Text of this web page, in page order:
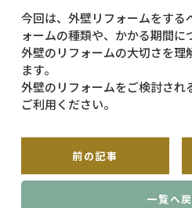
今回は、外壁リフォームをする
ォームの種類や、かかる期間に
外壁のリフォームの大切さを理
ます。
外壁のリフォームをご検討され
ご利用ください。
前の記事
一覧へ